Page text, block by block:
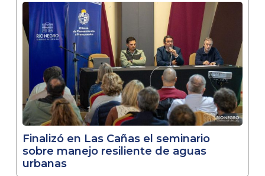
Finalizó en Las Cañas el seminario
sobre manejo resiliente de aguas
urbanas